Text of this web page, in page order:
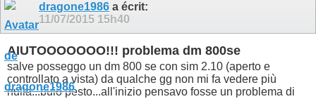
dragone1986 a écrit:
11/07/2015 15h40
AIUTOOOOOOO!!! problema dm 800se
salve posseggo un dm 800 se con sim 2.10 (aperto e
controllato a vista) da qualche gg non mi fa vedere più
nulla...buio pesto...all'inizio pensavo fosse un problema di